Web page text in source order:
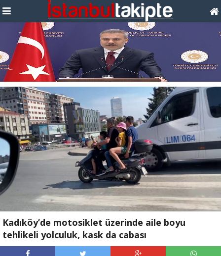
Kadıköy’de motosiklet üzerinde aile boyu
tehlikeli yolculuk, kask da cabası